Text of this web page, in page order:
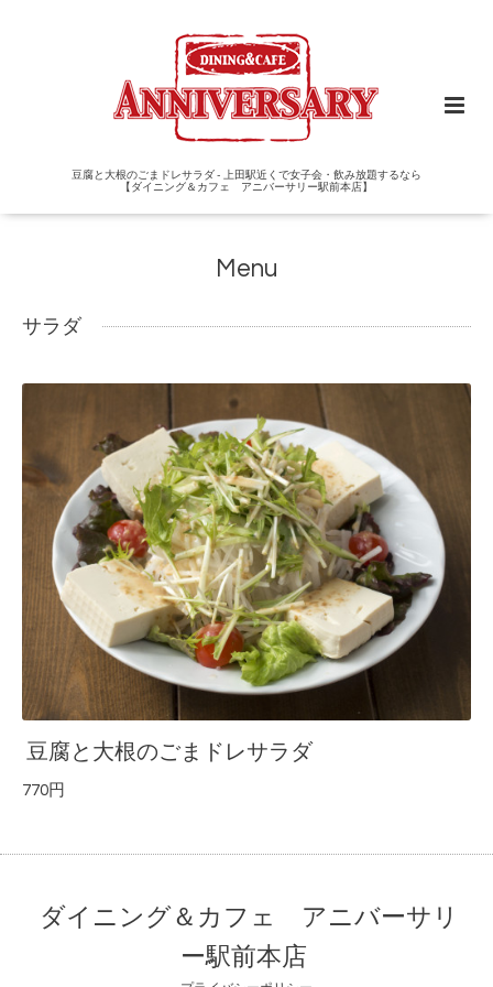
豆腐と大根のごまドレサラダ - 上田駅近くで女子会・飲み放題するなら
【ダイニング＆カフェ アニバーサリー駅前本店】
Menu
サラダ
豆腐と大根のごまドレサラダ
770円
ダイニング＆カフェ アニバーサリ
ー駅前本店